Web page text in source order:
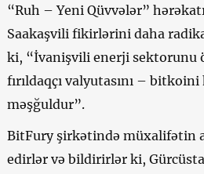
“Ruh – Yeni Qüvvələr”
Saakaşvili fikirlərini daha
ki, “İvanişvili enerji sektorunu
fırıldaqçı valyutasını – bitkoini
məşğuldur”.
BitFury şirkətində müxalifətin
edirlər və bildirirlər ki,